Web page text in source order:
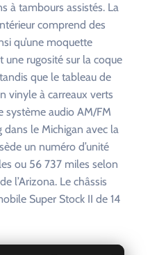
à tambours assistés. La
comprend des
qu’une moquette
une rugosité sur la coque
que le tableau de
vinyle à carreaux verts
système audio AM/FM
le Michigan avec la
un numéro d’unité
ou 56 737 miles selon
l’Arizona. Le châssis
Super Stock II de 14